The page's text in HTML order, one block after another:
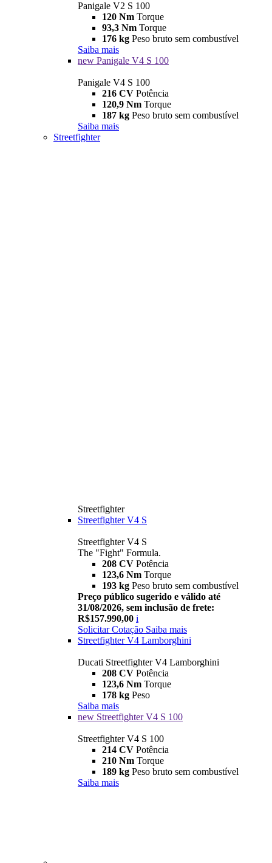
Panigale V2 S 100
120 Nm Torque
93,3 Nm Torque
176 kg Peso bruto sem combustível
Saiba mais
new Panigale V4 S 100
Panigale V4 S 100
216 CV Potência
120,9 Nm Torque
187 kg Peso bruto sem combustível
Saiba mais
Streetfighter
Streetfighter
Streetfighter V4 S
Streetfighter V4 S
The "Fight" Formula.
208 CV Potência
123,6 Nm Torque
193 kg Peso bruto sem combustível
Preço público sugerido e válido até
31/08/2026, sem inclusão de frete:
R$157.990,00 i
Solicitar Cotação Saiba mais
Streetfighter V4 Lamborghini
Ducati Streetfighter V4 Lamborghini
208 CV Potência
123,6 Nm Torque
178 kg Peso
Saiba mais
new Streetfighter V4 S 100
Streetfighter V4 S 100
214 CV Potência
210 Nm Torque
189 kg Peso bruto sem combustível
Saiba mais